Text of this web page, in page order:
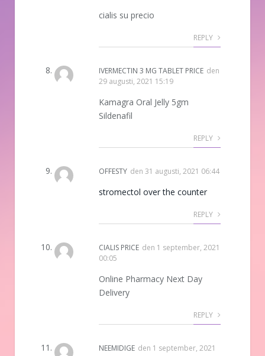
cialis su precio
REPLY
IVERMECTIN 3 MG TABLET PRICE den
29 augusti, 2021 15:19
Kamagra Oral Jelly 5gm
Sildenafil
REPLY
OFFESTY den 31 augusti, 2021 06:44
stromectol over the counter
REPLY
CIALIS PRICE den 1 september, 2021
00:05
Online Pharmacy Next Day
Delivery
REPLY
NEEMIDIGE den 1 september, 2021